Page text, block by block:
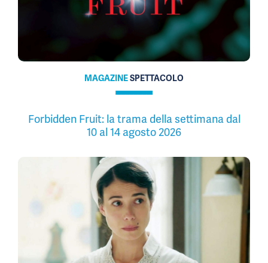
MAGAZINESPETTACOLO
Forbidden Fruit: la trama della settimana dal
10 al 14 agosto 2026